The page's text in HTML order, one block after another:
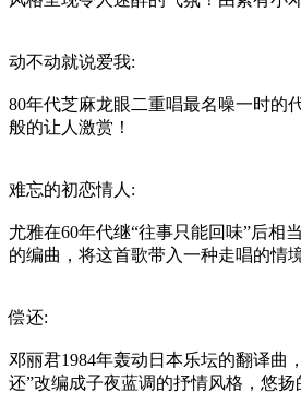
动不动就说爱我:
80年代芝麻龙眼二重唱最名噪一时的
般的让人激赏！
难忘的初恋情人:
尤雅在60年代继“往事只能回味”后相
的编曲，将这首歌带入一种走唱的情
偿还:
邓丽君1984年轰动日本乐坛的翻译曲
还”改编成子夜蓝调的抒情风格，悠